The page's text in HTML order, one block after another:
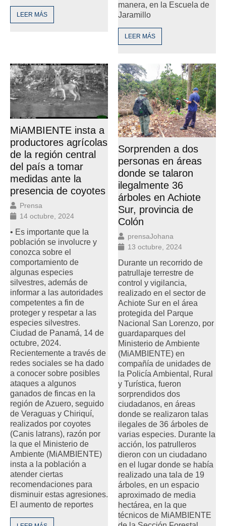
LEER MÁS
manera, en la Escuela de
Jaramillo
LEER MÁS
MiAMBIENTE insta a
productores agrícolas
de la región central
del país a tomar
medidas ante la
presencia de coyotes
Prensa
14 octubre, 2024
• Es importante que la
población se involucre y
conozca sobre el
comportamiento de
algunas especies
silvestres, además de
informar a las autoridades
competentes a fin de
proteger y respetar a las
especies silvestres.
Ciudad de Panamá, 14 de
octubre, 2024.
Recientemente a través de
redes sociales se ha dado
a conocer sobre posibles
ataques a algunos
ganados de fincas en la
región de Azuero, seguido
de Veraguas y Chiriquí,
realizados por coyotes
(Canis latrans), razón por
la que el Ministerio de
Ambiente (MiAMBIENTE)
insta a la población a
atender ciertas
recomendaciones para
disminuir estas agresiones.
El aumento de reportes
Sorprenden a dos
personas en áreas
donde se talaron
ilegalmente 36
árboles en Achiote
Sur, provincia de
Colón
prensaJohana
13 octubre, 2024
Durante un recorrido de
patrullaje terrestre de
control y vigilancia,
realizado en el sector de
Achiote Sur en el área
protegida del Parque
Nacional San Lorenzo, por
guardaparques del
Ministerio de Ambiente
(MiAMBIENTE) en
compañía de unidades de
la Policía Ambiental, Rural
y Turística, fueron
sorprendidos dos
ciudadanos, en áreas
donde se realizaron talas
ilegales de 36 árboles de
varias especies. Durante la
acción, los patrulleros
dieron con un ciudadano
en el lugar donde se había
realizado una tala de 19
árboles, en un espacio
aproximado de media
hectárea, en la que
técnicos de MiAMBIENTE